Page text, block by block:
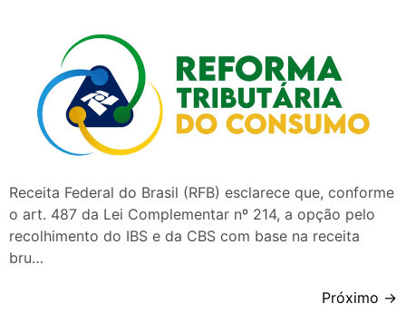
Receita Federal do Brasil (RFB) esclarece que, conforme
o art. 487 da Lei Complementar nº 214, a opção pelo
recolhimento do IBS e da CBS com base na receita
bru…
Próximo →